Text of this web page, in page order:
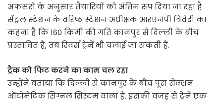
अफसरों के अनुसार तैयारियों को अंतिम रूप दिया जा रहा है.
सेंट्रल स्टेशन के वरिष्ठ स्टेशन अधीक्षक आरएनपी त्रिवेदी का
कहना है कि 160 किमी की गति कानपुर से दिल्ली के बीच
प्रस्तावित है, तब रिवर्स ट्रेनें भी चलाई जा सकती हैं.
ट्रैक को फिट करने का काम चल रहा
उन्होंने बताया कि दिल्ली से कानपुर के बीच पूरा सेक्शन
ऑटोमेटिक सिग्नल सिस्टम वाला है. इसकी वजह से ट्रेनें एक